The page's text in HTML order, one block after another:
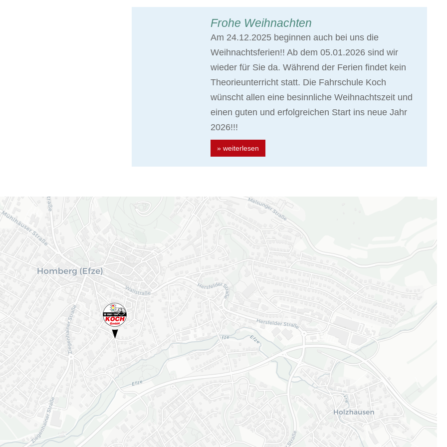
Frohe Weihnachten
Am 24.12.2025 beginnen auch bei uns die
Weihnachtsferien!! Ab dem 05.01.2026 sind wir
wieder für Sie da. Während der Ferien findet kein
Theorieunterricht statt. Die Fahrschule Koch
wünscht allen eine besinnliche Weihnachtszeit und
einen guten und erfolgreichen Start ins neue Jahr
2026!!!
» weiterlesen